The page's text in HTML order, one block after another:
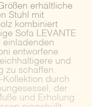
erhältliche
Stuhl mit
kombiniert
Sofa LEVANTE
einladenden
entworfene
und
zu schaffen.
Kollektion durch
der
und Erholung